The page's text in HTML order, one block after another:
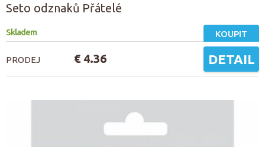
Seto odznaků Přátelé
Skladem KOUPIT
PRODEJ € 4.36 DETAIL